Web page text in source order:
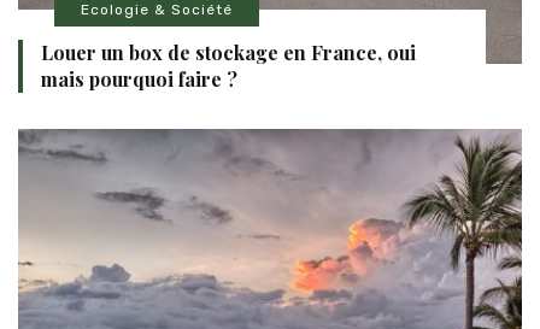
Ecologie & Société
Louer un box de stockage en France, oui
mais pourquoi faire ?